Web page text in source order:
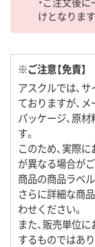
けとなります
※ご注意【免責】
アスクルでは、
ておりますが、メ
パッケージ、原
す。
このため、実際
が異なる場合が
商品の商品ラベ
さらに詳細な商
わせください。
また、販売単位
するものではあ